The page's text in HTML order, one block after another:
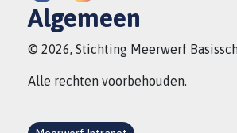
Algemeen
© 2026, Stichting Meerwerf
Alle rechten voorbehouden.